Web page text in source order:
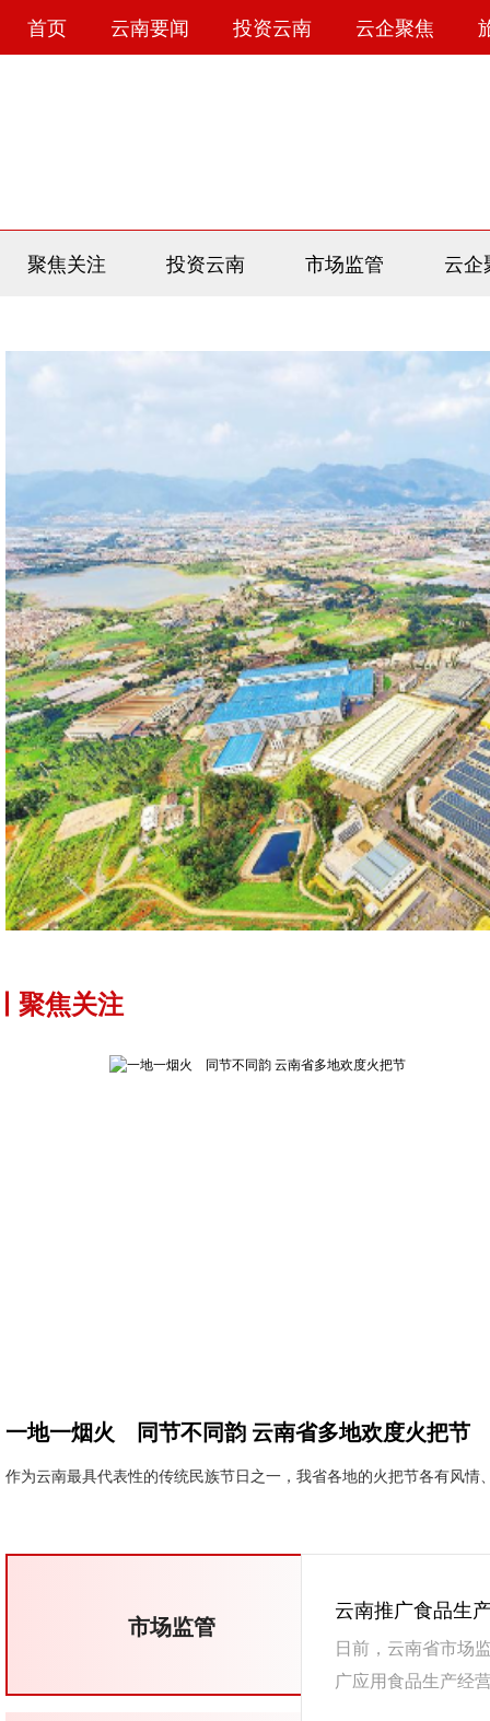
首页 云南要闻 投资云南 云企聚焦
聚焦关注 投资云南 市场监管 云企
特色产
业企
154亿枝鲜花背后：呈贡何以定
洲花卉坐标系？
滇池万顷清波，滋养东岸沃土；春城四季和风，孕育满
聚焦关注
一地一烟火 同节不同韵 云南省多地欢度火把节
作为云南最具代表性的传统民族节日之一，我省各地的火把节各有风情
市场监管
云南推广食品生
日前，云南省市场
广应用食品生产经